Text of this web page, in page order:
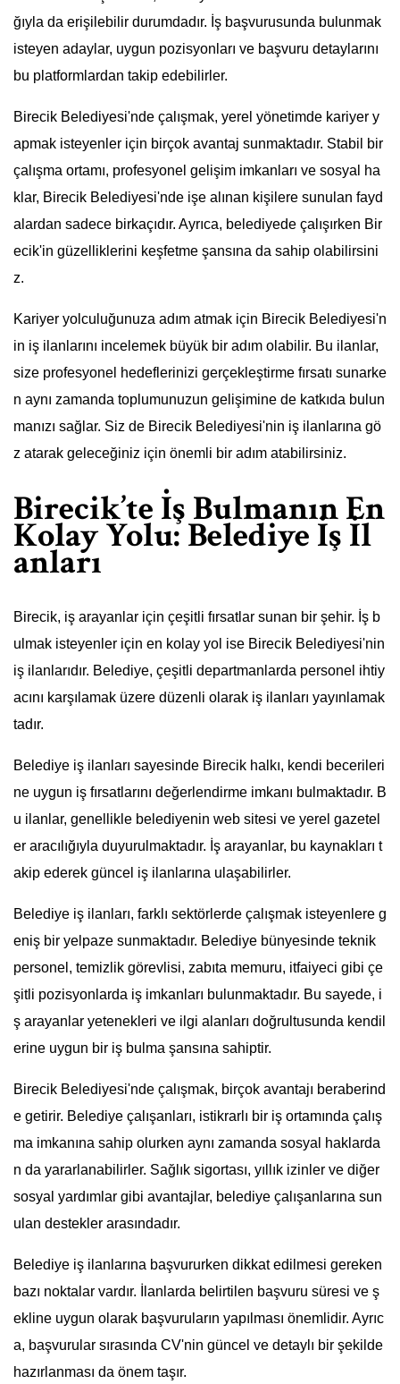
ğıyla da erişilebilir durumdadır. İş başvurusunda bulunmak
isteyen adaylar, uygun pozisyonları ve başvuru detaylarını
bu platformlardan takip edebilirler.
Birecik Belediyesi'nde çalışmak, yerel yönetimde kariyer y
apmak isteyenler için birçok avantaj sunmaktadır. Stabil bir
çalışma ortamı, profesyonel gelişim imkanları ve sosyal ha
klar, Birecik Belediyesi'nde işe alınan kişilere sunulan fayd
alardan sadece birkaçıdır. Ayrıca, belediyede çalışırken Bir
ecik'in güzelliklerini keşfetme şansına da sahip olabilirsini
z.
Kariyer yolculuğunuza adım atmak için Birecik Belediyesi'n
in iş ilanlarını incelemek büyük bir adım olabilir. Bu ilanlar,
size profesyonel hedeflerinizi gerçekleştirme fırsatı sunarke
n aynı zamanda toplumunuzun gelişimine de katkıda bulun
manızı sağlar. Siz de Birecik Belediyesi'nin iş ilanlarına gö
z atarak geleceğiniz için önemli bir adım atabilirsiniz.
Birecik’te İş Bulmanın En
Kolay Yolu: Belediye İş İl
anları
Birecik, iş arayanlar için çeşitli fırsatlar sunan bir şehir. İş b
ulmak isteyenler için en kolay yol ise Birecik Belediyesi'nin
iş ilanlarıdır. Belediye, çeşitli departmanlarda personel ihtiy
acını karşılamak üzere düzenli olarak iş ilanları yayınlamak
tadır.
Belediye iş ilanları sayesinde Birecik halkı, kendi becerileri
ne uygun iş fırsatlarını değerlendirme imkanı bulmaktadır. B
u ilanlar, genellikle belediyenin web sitesi ve yerel gazetel
er aracılığıyla duyurulmaktadır. İş arayanlar, bu kaynakları t
akip ederek güncel iş ilanlarına ulaşabilirler.
Belediye iş ilanları, farklı sektörlerde çalışmak isteyenlere g
eniş bir yelpaze sunmaktadır. Belediye bünyesinde teknik
personel, temizlik görevlisi, zabıta memuru, itfaiyeci gibi çe
şitli pozisyonlarda iş imkanları bulunmaktadır. Bu sayede, i
ş arayanlar yetenekleri ve ilgi alanları doğrultusunda kendil
erine uygun bir iş bulma şansına sahiptir.
Birecik Belediyesi'nde çalışmak, birçok avantajı beraberind
e getirir. Belediye çalışanları, istikrarlı bir iş ortamında çalış
ma imkanına sahip olurken aynı zamanda sosyal haklarda
n da yararlanabilirler. Sağlık sigortası, yıllık izinler ve diğer
sosyal yardımlar gibi avantajlar, belediye çalışanlarına sun
ulan destekler arasındadır.
Belediye iş ilanlarına başvururken dikkat edilmesi gereken
bazı noktalar vardır. İlanlarda belirtilen başvuru süresi ve ş
ekline uygun olarak başvuruların yapılması önemlidir. Ayrıc
a, başvurular sırasında CV'nin güncel ve detaylı bir şekilde
hazırlanması da önem taşır.